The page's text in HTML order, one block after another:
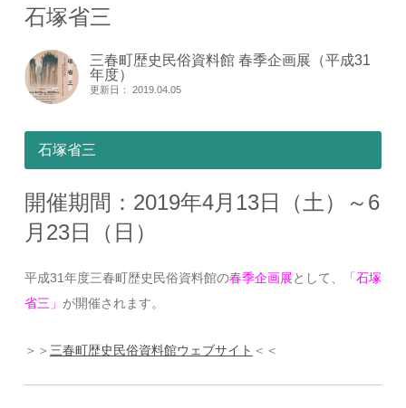
石塚省三
三春町歴史民俗資料館 春季企画展（平成31
年度）
更新日： 2019.04.05
石塚省三
開催期間：2019年4月13日（土）～6
月23日（日）
平成31年度三春町歴史民俗資料館の春季企画展として、
「石塚
省三」 が開催されます。
＞＞ 三春町歴史民俗資料館ウェブサイト ＜＜